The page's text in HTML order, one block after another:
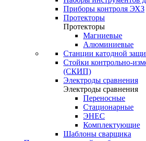
Приборы контроля ЭХЗ
Протекторы
Протекторы
Магниевые
Алюминиевые
Станции катодной
Стойки контрольно-
(СКИП)
Электроды сравнения
Электроды сравнения
Переносные
Стационарные
ЭНЕС
Комплектующие
Шаблоны сварщика